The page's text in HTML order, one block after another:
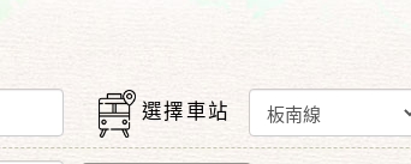
選擇車站